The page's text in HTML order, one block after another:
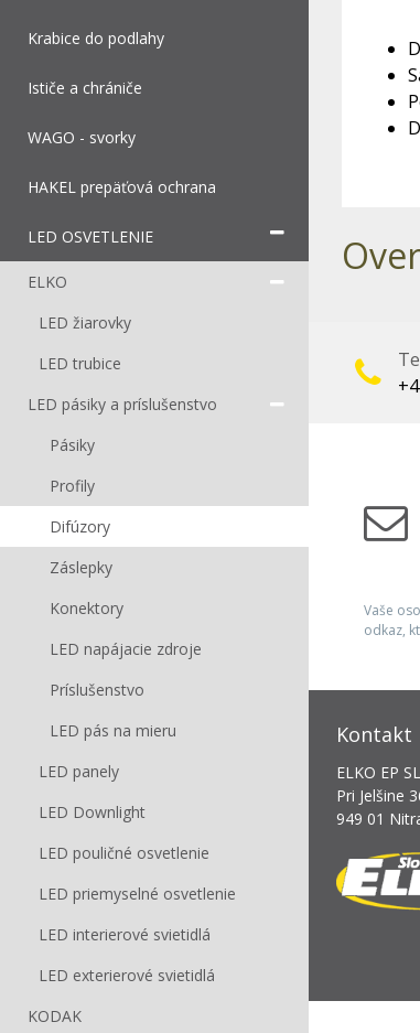
Krabice do podlahy
Ističe a chrániče
WAGO - svorky
HAKEL prepäťová ochrana
LED OSVETLENIE
ELKO
LED žiarovky
LED trubice
LED pásiky a príslušenstvo
Pásiky
Profily
Difúzory
Záslepky
Konektory
LED napájacie zdroje
Príslušenstvo
LED pás na mieru
LED panely
LED Downlight
LED pouličné osvetlenie
LED priemyselné osvetlenie
LED interierové svietidlá
LED exterierové svietidlá
KODAK
Vaše
odkaz,
Kontakt
ELKO EP
Pri Jelšine
949 01